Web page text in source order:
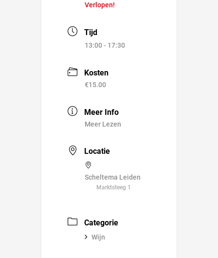
Verlopen!
Tijd
13:00 - 17:30
Kosten
€15.00
Meer Info
Meer Lezen
Locatie
Scheltema Leiden
Marktsteeg 1
Categorie
Wijn